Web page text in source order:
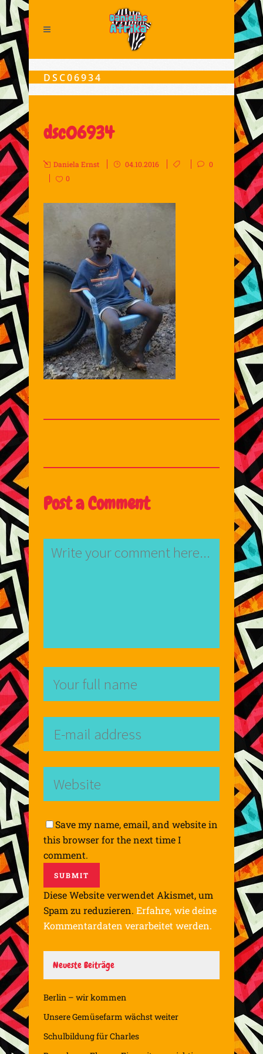
DSC06934
dsc06934
Daniela Ernst 04.10.2016
0
0
Post a Comment
Save my name, email, and website in
this browser for the next time I
comment.
Diese Website verwendet Akismet, um
Spam zu reduzieren. Erfahre, wie deine
Kommentardaten verarbeitet werden.
Neueste Beiträge
Berlin – wir kommen
Unsere Gemüsefarm wächst weiter
Schulbildung für Charles